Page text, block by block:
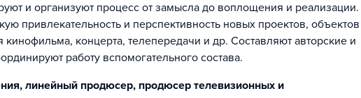
и организуют процесс от замысла до воплощения и реализации.
привлекательность и перспективность новых проектов, объектов
концерта, телепередачи и др. Составляют авторские и
работу вспомогательного состава.
линейный продюсер, продюсер телевизионных и